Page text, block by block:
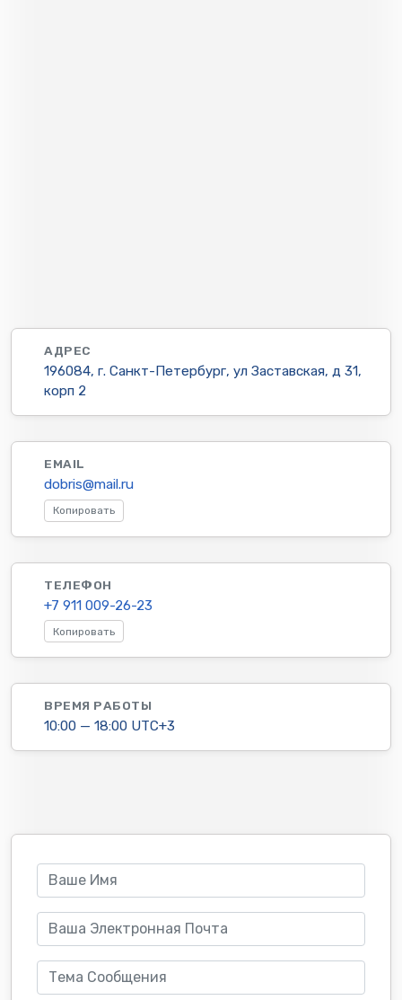
АДРЕС
196084, г. Санкт-Петербург, ул Заставская, д 31,
корп 2
EMAIL
dobris@mail.ru
Копировать
ТЕЛЕФОН
+7 911 009-26-23
Копировать
ВРЕМЯ РАБОТЫ
10:00 — 18:00 UTC+3